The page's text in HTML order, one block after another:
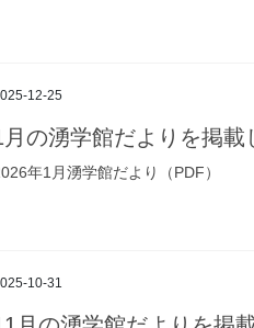
12-25
月の湧学館だよりを掲載
年1月湧学館だより（PDF）
10-31